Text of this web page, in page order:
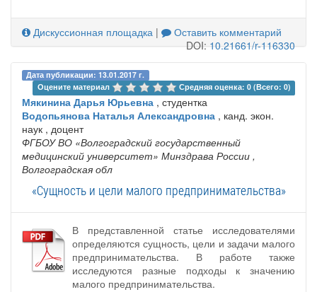
Дискуссионная площадка |
Оставить комментарий
DOI:10.21661/r-116330
Дата публикации: 13.01.2017 г.
Оцените материал
Средняя оценка: 0 (Всего: 0)
Мякинина Дарья Юрьевна , студентка
Водопьянова Наталья Александровна , канд. экон.
наук , доцент
ФГБОУ ВО «Волгоградский государственный
медицинский университет» Минздрава России ,
Волгоградская обл
«Сущность и цели малого предпринимательства»
В представленной статье исследователями
определяются сущность, цели и задачи малого
предпринимательства. В работе также
исследуются разные подходы к значению
малого предпринимательства.